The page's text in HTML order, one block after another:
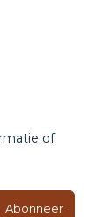
of
Abonneer